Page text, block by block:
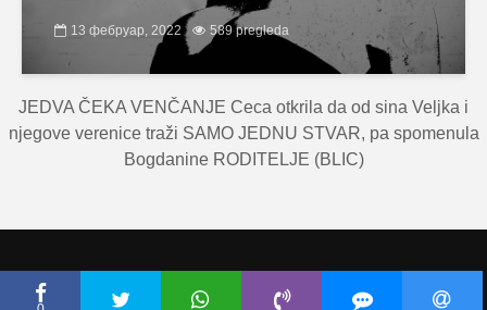
13 фебруар, 2022 589 pregleda
JEDVA ČEKA VENČANJE Ceca otkrila da od sina Veljka i
njegove verenice traži SAMO JEDNU STVAR, pa spomenula
Bogdanine RODITELJE (BLIC)